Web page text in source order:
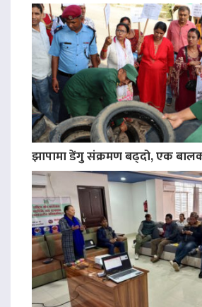
झापामा डेंगु संक्रमण बढ्दो, एक